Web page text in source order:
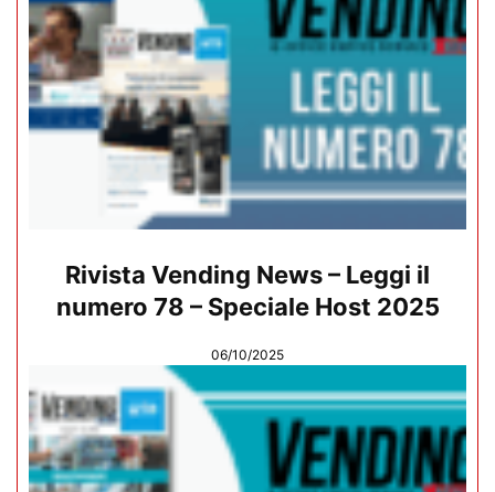
Rivista Vending News – Leggi il
numero 78 – Speciale Host 2025
06/10/2025